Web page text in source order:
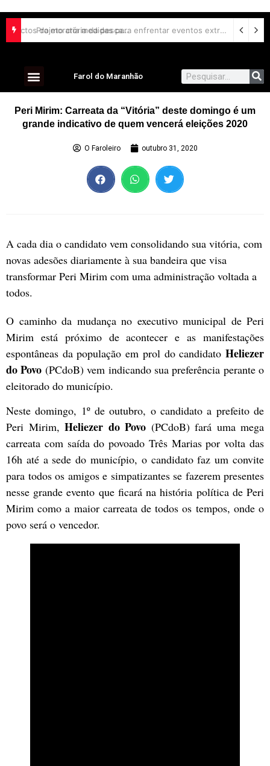
Comissão debate impactos da moratória da pesca da piracatinga na Região Amazônica
Farol do Maranhão
Peri Mirim: Carreata da “Vitória” deste domingo é um
grande indicativo de quem vencerá eleições 2020
O Faroleiro outubro 31, 2020
A cada dia o candidato vem consolidando sua vitória, com
novas adesões diariamente à sua bandeira que visa
transformar Peri Mirim com uma administração voltada a
todos.
O caminho da mudança no executivo municipal de Peri
Mirim está próximo de acontecer e as manifestações
espontâneas da população em prol do candidato Heliezer
do Povo (PCdoB) vem indicando sua preferência perante o
eleitorado do município.
Neste domingo, 1º de outubro, o candidato a prefeito de
Peri Mirim, Heliezer do Povo (PCdoB) fará uma mega
carreata com saída do povoado Três Marias por volta das
16h até a sede do município, o candidato faz um convite
para todos os amigos e simpatizantes se fazerem presentes
nesse grande evento que ficará na história política de Peri
Mirim como a maior carreata de todos os tempos, onde o
povo será o vencedor.